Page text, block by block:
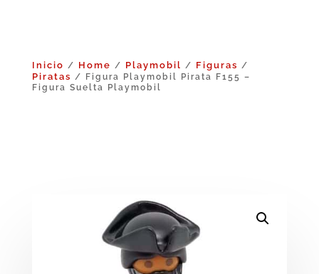
Inicio / Home / Playmobil / Figuras /
Piratas / Figura Playmobil Pirata F155 –
Figura Suelta Playmobil